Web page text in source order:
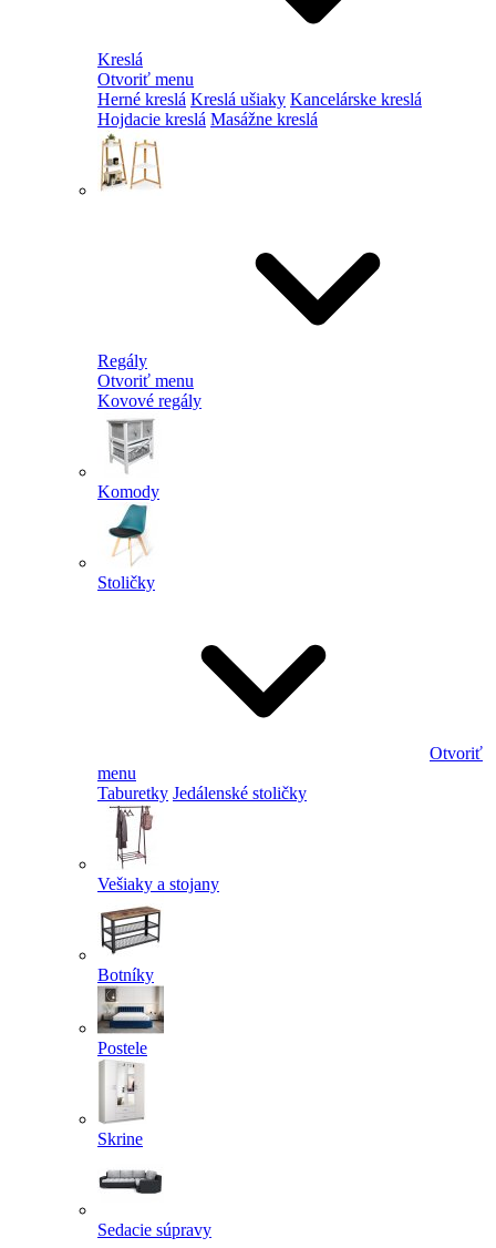
Kreslá
Otvoriť menu
Herné kreslá Kreslá ušiaky Kancelárske kreslá
Hojdacie kreslá Masážne kreslá
Regály
Otvoriť menu
Kovové regály
Komody
Stoličky
Otvoriť
menu
Taburetky Jedálenské stoličky
Vešiaky a stojany
Botníky
Postele
Skrine
Sedacie súpravy